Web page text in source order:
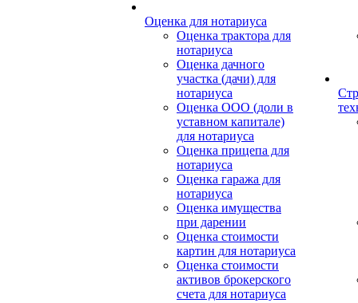
Оценка для нотариуса
Оценка трактора для
нотариуса
Оценка дачного
участка (дачи) для
нотариуса
Оценка ООО (доли в
уставном капитале)
для нотариуса
Оценка прицепа для
нотариуса
Оценка гаража для
нотариуса
Оценка имущества
при дарении
Оценка стоимости
картин для нотариуса
Оценка стоимости
активов брокерского
счета для нотариуса